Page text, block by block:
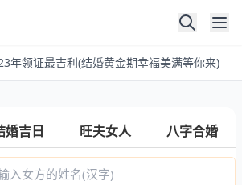
年领证最吉利(结婚黄金期幸福美满等你来)
婚吉日 旺夫女人 八字合婚